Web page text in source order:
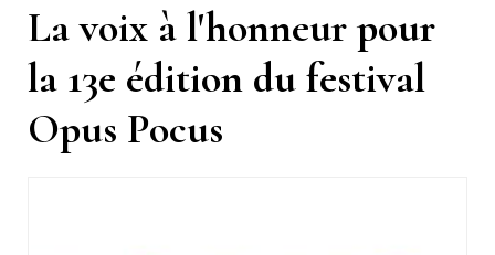
La voix à l'honneur pour
la 13e édition du festival
Opus Pocus